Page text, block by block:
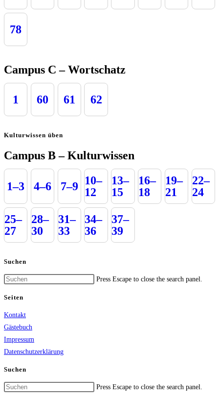
78
Campus C – Wortschatz
1 60 61 62
Kulturwissen üben
Campus B – Kulturwissen
1–3 4–6 7–9 10–
12
13–
15
16–
18
19–
21
22–
24
25–
27
28–
30
31–
33
34–
36
37–
39
Suchen
Press Escape to close the search panel.
Seiten
Kontakt
Gästebuch
Impressum
Datenschutzerklärung
Suchen
Press Escape to close the search panel.